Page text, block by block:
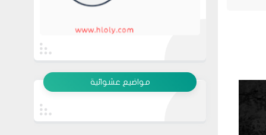
مواضيع عشوائية
انت بتهزر صح فين الموضوع
08
02 2022
حلولي
جرب الطريقتين ممكن تحل
المشكله
أو عمل إعادة ضبط المصنع
حلولي